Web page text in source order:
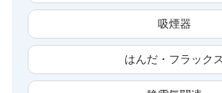
吸煙器
はんだ・フラックス